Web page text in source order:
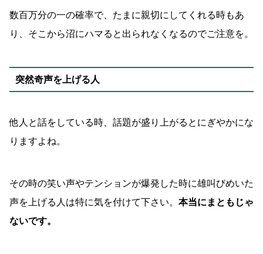
数百万分の一の確率で、たまに親切にしてくれる時もあ
り、そこから沼にハマると出られなくなるのでご注意を。
突然奇声を上げる人
他人と話をしている時、話題が盛り上がるとにぎやかにな
りますよね。
その時の笑い声やテンションが爆発した時に雄叫びめいた
声を上げる人は特に気を付けて下さい。 本当にまともじゃ
ないです。